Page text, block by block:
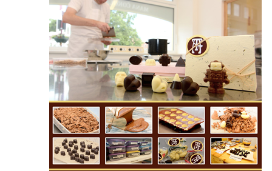
severně od Tokáně
Obrázek svatého Huberta na buku svatého
Huberta
Obrázek svatého Jakuba na skále u cesty
východně od Srbské Kamenice
Busta Jana Amose Komenského na domě
čp. 37 v Račicích
Socha ležícího koně v Sadech
Československé armády v Teplicích
Socha Medvídě v Tierpark Chemnitz